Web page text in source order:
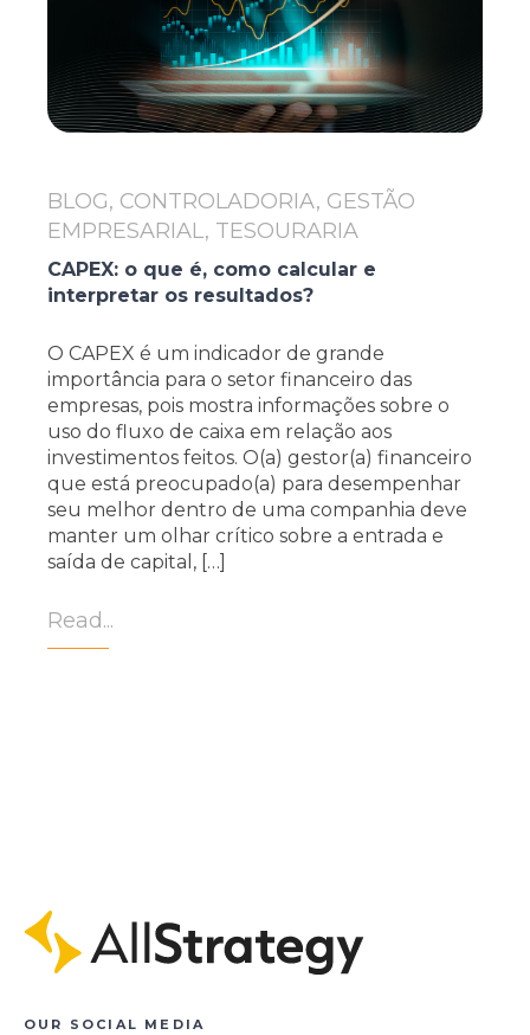
BLOG, CONTROLADORIA, GESTÃO
EMPRESARIAL, TESOURARIA
CAPEX: o que é, como calcular e
interpretar os resultados?
O CAPEX é um indicador de grande
importância para o setor financeiro das
empresas, pois mostra informações sobre o
uso do fluxo de caixa em relação aos
investimentos feitos. O(a) gestor(a) financeiro
que está preocupado(a) para desempenhar
seu melhor dentro de uma companhia deve
manter um olhar crítico sobre a entrada e
saída de capital, […]
Read...
OUR SOCIAL MEDIA